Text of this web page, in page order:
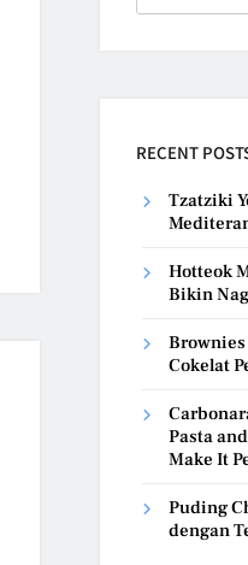
RECENT
Tzatziki
Hotteok
Bikin
Cokelat
Pasta
Make It
Puding
dengan